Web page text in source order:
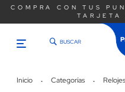
COMPRA CON TUS
TARJETA
BUSCAR
Inicio Categorías Relojes